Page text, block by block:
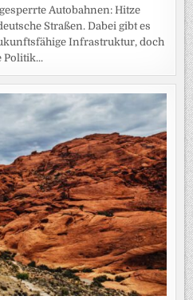
Autobahnen: Hitze
Straßen. Dabei gibt es
Infrastruktur, doch
Politik...